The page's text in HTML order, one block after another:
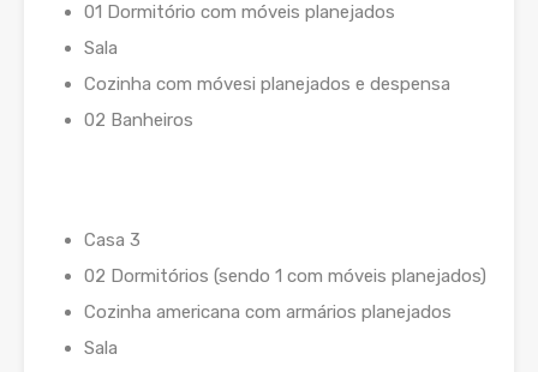
01 Dormitório com móveis planejados
Sala
Cozinha com móvesi planejados e despensa
02 Banheiros
Casa 3
02 Dormitórios (sendo 1 com móveis planejados)
Cozinha americana com armários planejados
Sala